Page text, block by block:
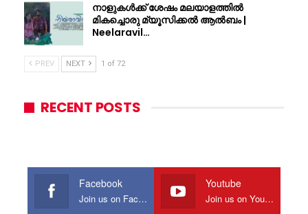
നാളുകൾക്ക് ശേഷം മലയാളത്തിൽ
മികച്ചൊരു മ്യൂസിക്കൽ ആൽബം |
Neelaravil…
PREV NEXT 1 of 72
RECENT POSTS
Facebook
Join us on Facebook
Youtube
Join us on Youtube